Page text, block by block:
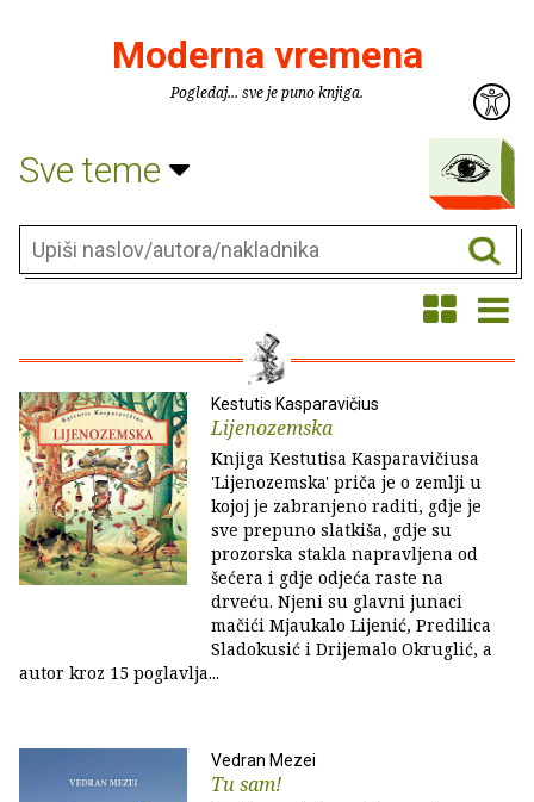
Moderna vremena
Pogledaj... sve je puno knjiga.
Sve teme
Kestutis Kasparavičius
Lijenozemska
Knjiga Kestutisa Kasparavičiusa
'Lijenozemska' priča je o zemlji u
kojoj je zabranjeno raditi, gdje je
sve prepuno slatkiša, gdje su
prozorska stakla napravljena od
šećera i gdje odjeća raste na
drveću. Njeni su glavni junaci
mačići Mjaukalo Lijenić, Predilica
Sladokusić i Drijemalo Okruglić, a
autor kroz 15 poglavlja...
Vedran Mezei
Tu sam!